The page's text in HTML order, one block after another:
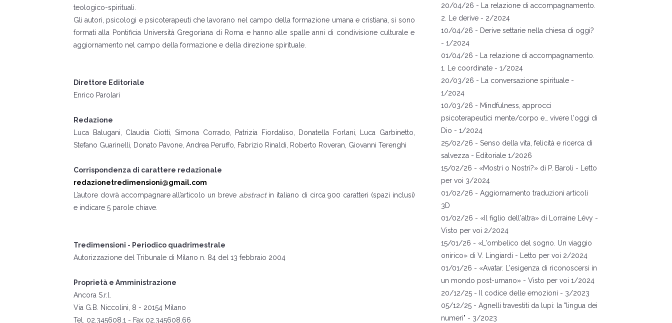
teologico-spirituali.
Gli autori, psicologi e psicoterapeuti che lavorano nel campo della formazione umana e cristiana, si sono
formati alla Pontificia Università Gregoriana di Roma e hanno alle spalle anni di condivisione culturale e
aggiornamento nel campo della formazione e della direzione spirituale.
Direttore Editoriale
Enrico Parolari
Redazione
Luca Balugani, Claudia Ciotti, Simona Corrado, Patrizia Fiordaliso, Donatella Forlani, Luca Garbinetto,
Stefano Guarinelli, Donato Pavone, Andrea Peruffo, Fabrizio Rinaldi, Roberto Roveran, Giovanni Terenghi
Corrispondenza di carattere redazionale
redazionetredimensioni@gmail.com
L’autore dovrà accompagnare all’articolo un breve abstractin italiano di circa 900 caratteri (spazi inclusi)
e indicare 5 parole chiave.
Tredimensioni - Periodico quadrimestrale
Autorizzazione del Tribunale di Milano n. 84 del 13 febbraio 2004
Proprietà e Amministrazione
Ancora S.r.l.
Via G.B. Niccolini, 8 - 20154 Milano
Tel. 02.345608.1 - Fax 02.345608.66
20/04/26 -
La relazione di accompagnamento.
2. Le derive - 2/2024
10/04/26 - Derive settarie nella chiesa di oggi?
- 1/2024
01/04/26 -
La relazione di accompagnamento.
1. Le coordinate - 1/2024
20/03/26 -
La conversazione spirituale -
1/2024
10/03/26 - Mindfulness, approcci
psicoterapeutici mente/corpo e… vivere l'oggi di
Dio - 1/2024
25/02/26 - Senso della vita, felicità e ricerca di
salvezza - Editoriale 1/2026
15/02/26 - «Mostri o Nostri?» di P. Baroli - Letto
per voi 3/2024
01/02/26 - Aggiornamento traduzioni articoli
3D
01/02/26 - « Il figlio dell'altra» di Lorraine L évy -
Visto per voi 2/2024
15/01/26 - « 'ombelico del sogno. Un viaggio
onirico» di V. Lingiardi - Letto per voi 2/2024
01/01/26 - «Avatar. L'esigenza di riconoscersi in
un mondo post-umano» - Visto per voi 1/2024
20/12/25 - Il codice delle emozioni - 3/2023
05/12/25 - Agnelli travestiti da lupi: la "lingua dei
numeri" - 3/2023